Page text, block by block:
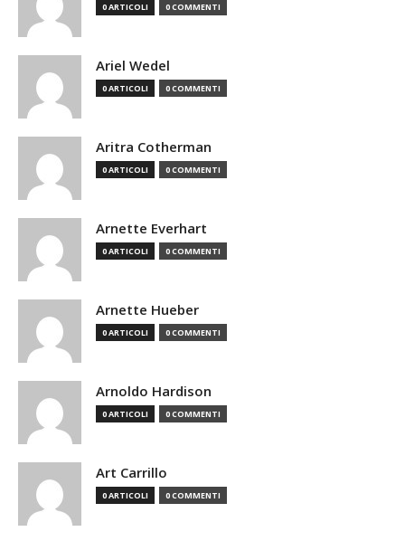
0 ARTICOLI 0 COMMENTI
Ariel Wedel
0 ARTICOLI 0 COMMENTI
Aritra Cotherman
0 ARTICOLI 0 COMMENTI
Arnette Everhart
0 ARTICOLI 0 COMMENTI
Arnette Hueber
0 ARTICOLI 0 COMMENTI
Arnoldo Hardison
0 ARTICOLI 0 COMMENTI
Art Carrillo
0 ARTICOLI 0 COMMENTI